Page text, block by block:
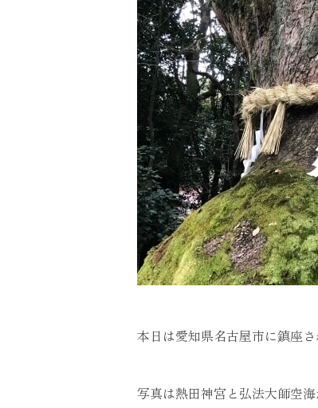
本日は愛知県名古屋市に鎮座
写真は熱田神宮と弘法大師空